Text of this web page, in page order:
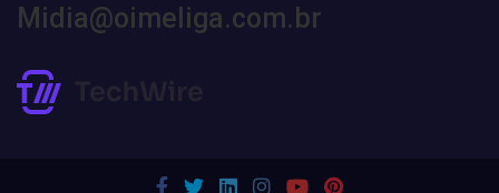
Midia@oimeliga.com.br